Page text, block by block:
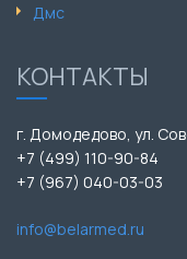
Дмс
КОНТАКТЫ
г. Домодедово, ул.
+7 (499) 110-90-84
+7 (967) 040-03-03
info@belarmed.ru